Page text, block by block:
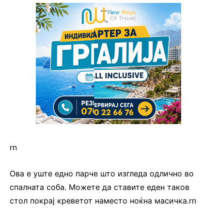
rn
Ова е уште едно парче што изгледа одлично во
спалната соба. Можете да ставите еден таков
стол покрај креветот наместо ноќна масичка.rn